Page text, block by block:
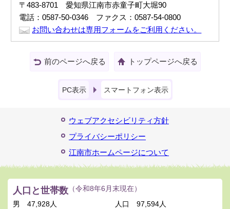
〒483-8701 愛知県江南市赤童子町大堀90
電話：0587-50-0346 ファクス：0587-54-0800
お問い合わせは専用フォームをご利用ください。
前のページへ戻る トップページへ戻る
PC表示 スマートフォン表示
ウェブアクセシビリティ方針
プライバシーポリシー
江南市ホームページについて
人口と世帯数 （令和8年6月末現在）
男
47,928人
人口
97,594人